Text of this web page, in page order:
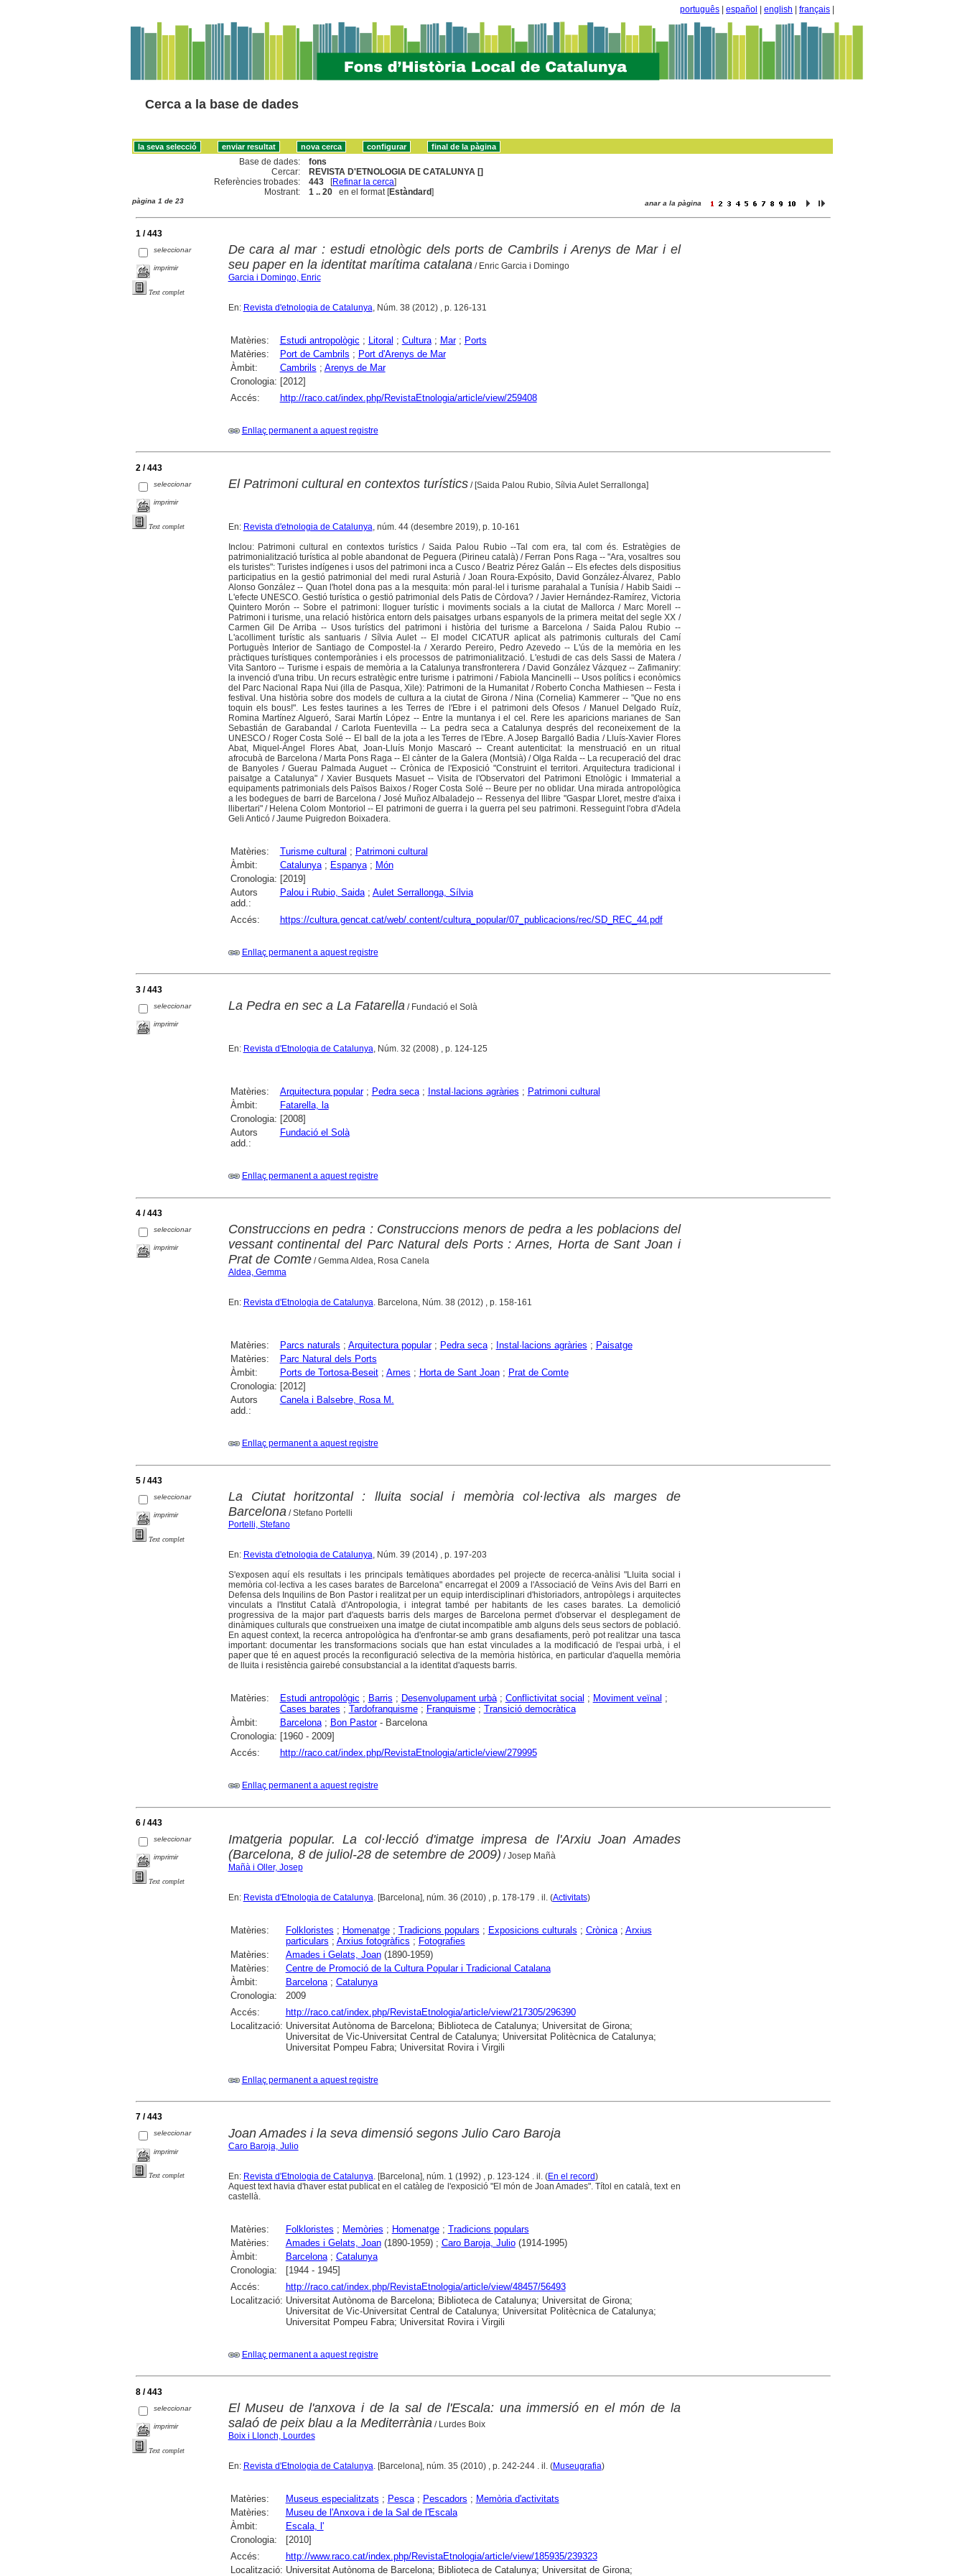
português español english français
Cerca a la base de dades
Base de dades:
fons
Cercar:
REVISTA D'ETNOLOGIA DE CATALUNYA []
Referències trobades:
443 [Refinar la cerca]
Mostrant:
1 .. 20 en el format [Estàndard]
pàgina 1 de 23 anar a la pàgina
1 / 443
seleccionar
imprimir
Text complet
De cara al mar : estudi etnològic dels ports de Cambrils i Arenys de Mar i el
seu paper en la identitat marítima catalana/ Enric Garcia i Domingo
Garcia i Domingo, Enric
En: Revista d'etnologia de Catalunya, Núm. 38 (2012) , p. 126-131
Matèries: Estudi antropològic ; Litoral ; Cultura; Mar; Ports
Matèries:
Port de Cambrils ; Port d'Arenys de Mar
Àmbit:
Cambrils ; Arenys de Mar
Cronologia: [2012]
Accés:
http://raco.cat/index.php/RevistaEtnologia/article/view/259408
Enllaç permanent a aquest registre
2 / 443
seleccionar
imprimir
Text complet
El Patrimoni cultural en contextos turístics/ [Saida Palou Rubio, Sílvia Aulet Serrallonga]
En: Revista d'etnologia de Catalunya, núm. 44 (desembre 2019), p. 10-161
Inclou: Patrimoni cultural en contextos turístics / Saida Palou Rubio --Tal com era, tal com és. Estratègies de
patrimonialització turística al poble abandonat de Peguera (Pirineu català) / Ferran Pons Raga -- "Ara, vosaltres sou
els turistes": Turistes indígenes i usos del patrimoni inca a Cusco / Beatriz Pérez Galán -- Els efectes dels dispositius
participatius en la gestió patrimonial del medi rural Asturià / Joan Roura-Expósito, David González-Álvarez, Pablo
Alonso González -- Quan l'hotel dona pas a la mesquita: món paral·lel i turisme parahalal a Tunísia / Habib Saidi --
L'efecte UNESCO. Gestió turística o gestió patrimonial dels Patis de Còrdova? / Javier Hernández-Ramírez, Victoria
Quintero Morón -- Sobre el patrimoni: lloguer turístic i moviments socials a la ciutat de Mallorca / Marc Morell --
Patrimoni i turisme, una relació històrica entorn dels paisatges urbans espanyols de la primera meitat del segle XX /
Carmen Gil De Arriba -- Usos turístics del patrimoni i història del turisme a Barcelona / Saida Palou Rubio --
L'acolliment turístic als santuaris / Sílvia Aulet -- El model CICATUR aplicat als patrimonis culturals del Camí
Portuguès Interior de Santiago de Compostel·la / Xerardo Pereiro, Pedro Azevedo -- L'ús de la memòria en les
pràctiques turístiques contemporànies i els processos de patrimonialització. L'estudi de cas dels Sassi de Matera /
Vita Santoro -- Turisme i espais de memòria a la Catalunya transfronterera / David González Vázquez -- Zafimaniry:
la invenció d'una tribu. Un recurs estratègic entre turisme i patrimoni / Fabiola Mancinelli -- Usos polítics i econòmics
del Parc Nacional Rapa Nui (illa de Pasqua, Xile): Patrimoni de la Humanitat / Roberto Concha Mathiesen -- Festa i
festival. Una història sobre dos models de cultura a la ciutat de Girona / Nina (Cornelia) Kammerer -- "Que no ens
toquin els bous!". Les festes taurines a les Terres de l'Ebre i el patrimoni dels Ofesos / Manuel Delgado Ruíz,
Romina Martínez Algueró, Sarai Martín López -- Entre la muntanya i el cel. Rere les aparicions marianes de San
Sebastián de Garabandal / Carlota Fuentevilla -- La pedra seca a Catalunya després del reconeixement de la
UNESCO / Roger Costa Solé -- El ball de la jota a les Terres de l'Ebre. A Josep Bargalló Badia / Lluís-Xavier Flores
Abat, Miquel-Àngel Flores Abat, Joan-Lluís Monjo Mascaró -- Creant autenticitat: la menstruació en un ritual
afrocubà de Barcelona / Marta Pons Raga -- El cànter de la Galera (Montsià) / Olga Ralda -- La recuperació del drac
de Banyoles / Guerau Palmada Auguet -- Crònica de l'Exposició "Construint el territori. Arquitectura tradicional i
paisatge a Catalunya" / Xavier Busquets Masuet -- Visita de l'Observatori del Patrimoni Etnològic i Immaterial a
equipaments patrimonials dels Països Baixos / Roger Costa Solé -- Beure per no oblidar. Una mirada antropològica
a les bodegues de barri de Barcelona / José Muñoz Albaladejo -- Ressenya del llibre "Gaspar Lloret, mestre d'aixa i
llibertari" / Helena Colom Montoriol -- El patrimoni de guerra i la guerra pel seu patrimoni. Resseguint l'obra d'Adela
Geli Anticó / Jaume Puigredon Boixadera.
Matèries: Turisme cultural ; Patrimoni cultural
Àmbit:
Catalunya; Espanya; Món
Cronologia: [2019]
Autors
add.:
Palou i Rubio, Saida; Aulet Serrallonga, Sílvia
Accés: https://cultura.gencat.cat/web/.content/cultura_popular/07_publicacions/rec/SD_REC_44.pdf
Enllaç permanent a aquest registre
3 / 443
seleccionar
imprimir
La Pedra en sec a La Fatarella/ Fundació el Solà
En: Revista d'Etnologia de Catalunya, Núm. 32 (2008) , p. 124-125
Matèries: Arquitectura popular; Pedra seca; Instal·lacions agràries ; Patrimoni cultural
Àmbit:
Fatarella, la
Cronologia: [2008]
Autors
add.:
Fundació el Solà
Enllaç permanent a aquest registre
4 / 443
seleccionar
imprimir
Construccions en pedra : Construccions menors de pedra a les poblacions del
vessant continental del Parc Natural dels Ports : Arnes, Horta de Sant Joan i
Prat de Comte/ Gemma Aldea, Rosa Canela
Aldea, Gemma
En: Revista d'Etnologia de Catalunya. Barcelona, Núm. 38 (2012) , p. 158-161
Matèries: Parcs naturals ; Arquitectura popular; Pedra seca; Instal·lacions agràries ; Paisatge
Matèries:
Parc Natural dels Ports
Àmbit:
Ports de Tortosa-Beseit; Arnes ; Horta de Sant Joan; Prat de Comte
Cronologia: [2012]
Autors
add.:
Canela i Balsebre, Rosa M.
Enllaç permanent a aquest registre
5 / 443
seleccionar
imprimir
Text complet
La Ciutat horitzontal : lluita social i memòria col·lectiva als marges de
Barcelona/ Stefano Portelli
Portelli, Stefano
En: Revista d'etnologia de Catalunya, Núm. 39 (2014) , p. 197-203
S'exposen aquí els resultats i les principals temàtiques abordades pel projecte de recerca-anàlisi "Lluita social i
memòria col·lectiva a les cases barates de Barcelona" encarregat el 2009 a l'Associació de Veïns Avis del Barri en
Defensa dels Inquilins de Bon Pastor i realitzat per un equip interdisciplinari d'historiadors, antropòlegs i arquitectes
vinculats a l'Institut Català d'Antropologia, i integrat també per habitants de les cases barates. La demolició
progressiva de la major part d'aquests barris dels marges de Barcelona permet d'observar el desplegament de
dinàmiques culturals que construeixen una imatge de ciutat incompatible amb alguns dels seus sectors de població.
En aquest context, la recerca antropològica ha d'enfrontar-se amb grans desafiaments, però pot realitzar una tasca
important: documentar les transformacions socials que han estat vinculades a la modificació de l'espai urbà, i el
paper que té en aquest procés la reconfiguració selectiva de la memòria històrica, en particular d'aquella memòria
de lluita i resistència gairebé consubstancial a la identitat d'aquests barris.
Matèries: Estudi antropològic ; Barris ; Desenvolupament urbà; Conflictivitat social ; Moviment veïnal ;
Cases barates ; Tardofranquisme; Franquisme; Transició democràtica
Àmbit:
Barcelona; Bon Pastor- Barcelona
Cronologia: [1960 - 2009]
Accés:
http://raco.cat/index.php/RevistaEtnologia/article/view/279995
Enllaç permanent a aquest registre
6 / 443
seleccionar
imprimir
Text complet
Imatgeria popular. La col·lecció d'imatge impresa de l'Arxiu Joan Amades
(Barcelona, 8 de juliol-28 de setembre de 2009) / Josep Mañà
Mañà i Oller, Josep
En: Revista d'Etnologia de Catalunya . [Barcelona], núm. 36 (2010) , p. 178-179 . il. (Activitats)
Matèries: Folkloristes ; Homenatge; Tradicions populars ; Exposicions culturals ; Crònica; Arxius
particulars ; Arxius fotogràfics ; Fotografies
Matèries:
Amades i Gelats, Joan(1890-1959)
Matèries:
Centre de Promoció de la Cultura Popular i Tradicional Catalana
Àmbit:
Barcelona; Catalunya
Cronologia:
2009
Accés:
http://raco.cat/index.php/RevistaEtnologia/article/view/217305/296390
Localització: Universitat Autònoma de Barcelona; Biblioteca de Catalunya; Universitat de Girona;
Universitat de Vic-Universitat Central de Catalunya; Universitat Politècnica de Catalunya;
Universitat Pompeu Fabra; Universitat Rovira i Virgili
Enllaç permanent a aquest registre
7 / 443
seleccionar
imprimir
Text complet
Joan Amades i la seva dimensió segons Julio Caro Baroja
Caro Baroja, Julio
En: Revista d'Etnologia de Catalunya . [Barcelona], núm. 1 (1992) , p. 123-124 . il. (En el record)
Aquest text havia d'haver estat publicat en el catàleg de l'exposició "El món de Joan Amades". Títol en català, text en
castellà.
Matèries: Folkloristes ; Memòries ; Homenatge; Tradicions populars
Matèries:
Amades i Gelats, Joan(1890-1959) ; Caro Baroja, Julio(1914-1995)
Àmbit:
Barcelona; Catalunya
Cronologia:
[1944 - 1945]
Accés:
http://raco.cat/index.php/RevistaEtnologia/article/view/48457/56493
Localització: Universitat Autònoma de Barcelona; Biblioteca de Catalunya; Universitat de Girona;
Universitat de Vic-Universitat Central de Catalunya; Universitat Politècnica de Catalunya;
Universitat Pompeu Fabra; Universitat Rovira i Virgili
Enllaç permanent a aquest registre
8 / 443
seleccionar
imprimir
Text complet
El Museu de l'anxova i de la sal de l'Escala: una immersió en el món de la
salaó de peix blau a la Mediterrània / Lurdes Boix
Boix i Llonch, Lourdes
En: Revista d'Etnologia de Catalunya . [Barcelona], núm. 35 (2010) , p. 242-244 . il. (Museugrafia)
Matèries: Museus especialitzats ; Pesca; Pescadors ; Memòria d'activitats
Matèries:
Museu de l'Anxova i de la Sal de l'Escala
Àmbit:
Escala, l'
Cronologia:
[2010]
Accés:
http://www.raco.cat/index.php/RevistaEtnologia/article/view/185935/239323
Localització: Universitat Autònoma de Barcelona; Biblioteca de Catalunya; Universitat de Girona;